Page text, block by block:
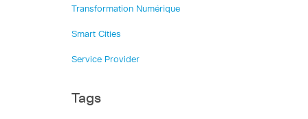
Transformation Numérique
Smart Cities
Service Provider
Tags